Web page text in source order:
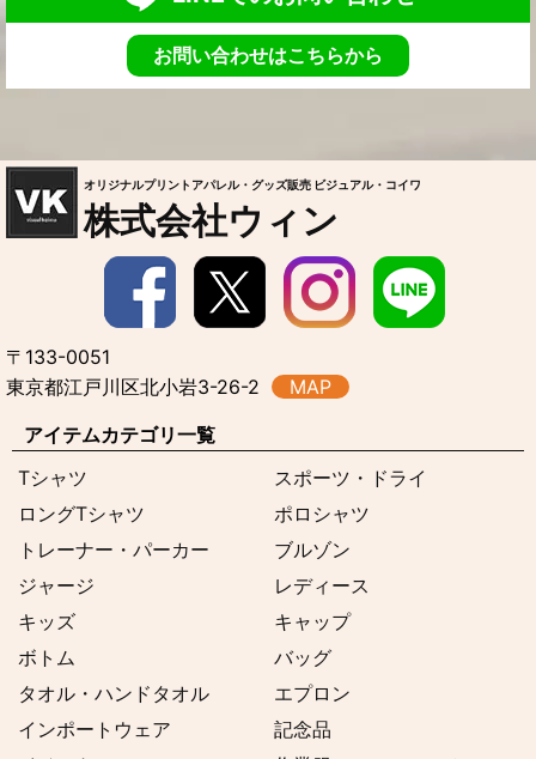
お問い合わせはこちらから
オリジナルプリントアパレル・グッズ販売 ビジュアル・コイワ
株式会社ウィン
〒133-0051
東京都江戸川区北小岩3-26-2
MAP
アイテムカテゴリ一覧
Tシャツ
スポーツ・ドライ
ロングTシャツ
ポロシャツ
トレーナー・パーカー
ブルゾン
ジャージ
レディース
キッズ
キャップ
ボトム
バッグ
タオル・ハンドタオル
エプロン
インポートウェア
記念品